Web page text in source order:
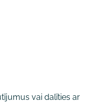
vai dalīties ar